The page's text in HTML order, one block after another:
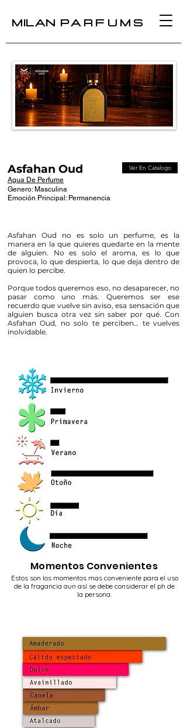
MILAN PARFUMS
Asfahan Oud
Agua De Perfume
Ver En Catalogo
Genero:Masculina
Emoción Principal: Permanencia
Asfahan Oud no es solo un perfume, es la
manera en la que quieres quedarte en la mente
de alguien. No es solo el aroma, es lo que
provoca, lo que despierta, lo que deja dentro de
quien lo percibe.
Porque todos queremos eso, no desaparecer, no
pasar como uno más. Queremos ser ese
recuerdo que vuelve sin aviso, esa sensación que
alguien busca otra vez sin saber por qué. Con
Asfahan Oud, no solo te perciben… te vuelves
inolvidable.
Momentos Convenientes
Estos son los momentos mas convenientepara el uso
de la fragancia aun así se debe considerar el ph de
la persona.